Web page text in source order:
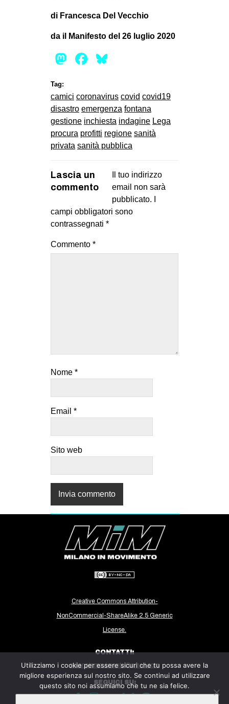
di Francesca Del Vecchio
da il Manifesto del 26 luglio 2020
Mastodon
Facebook
Tag:
camici coronavirus covid covid19
disastro emergenza fontana
gestione inchiesta indagine Lega
procura profitti regione sanità
privata sanità pubblica
Lascia un
commento
Il tuo indirizzo
email non sarà
pubblicato.
campi obbligatori sono
contrassegnati *
Commento *
Nome *
Email *
Sito web
Creative Commons Attribution-
NonCommercial-ShareAlike 2.5 Generic
License.
CONTATTI:
milanoinmovimento@gmail.com
SEGUICI SU:
Utilizziamo i cookie per essere sicuri che tu possa avere la
migliore esperienza sul nostro sito. Se continui ad utilizzare
questo sito noi assumiamo che tu ne sia felice.